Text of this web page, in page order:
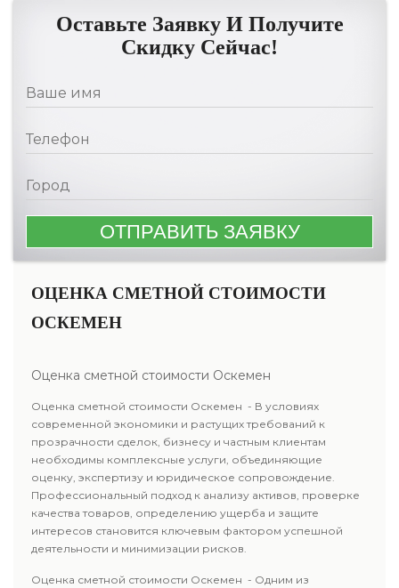
Оставьте Заявку И Получите
Скидку Сейчас!
ОЦЕНКА СМЕТНОЙ СТОИМОСТИ
ОСКЕМЕН
Оценка сметной стоимости Оскемен
Оценка сметной стоимости Оскемен - В условиях
современной экономики и растущих требований к
прозрачности сделок, бизнесу и частным клиентам
необходимы комплексные услуги, объединяющие
оценку, экспертизу и юридическое сопровождение.
Профессиональный подход к анализу активов, проверке
качества товаров, определению ущерба и защите
интересов становится ключевым фактором успешной
деятельности и минимизации рисков.
Оценка сметной стоимости Оскемен - Одним из